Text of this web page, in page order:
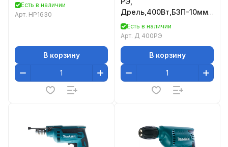
Есть в наличии
Арт. HP1630
В корзину
Дрель,400Вт,БЗП-10мм,0-
Есть в наличии
Арт. Д 400РЭ
В корзину